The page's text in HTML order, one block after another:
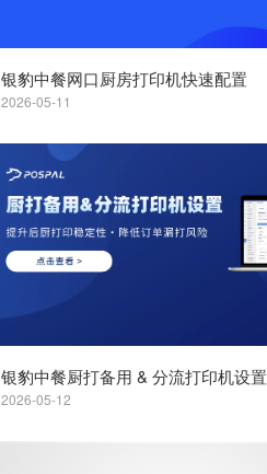
银豹中餐网口厨房打印机快速配置
2026-05-11
银豹中餐厨打备用 & 分流打印机设置
2026-05-12